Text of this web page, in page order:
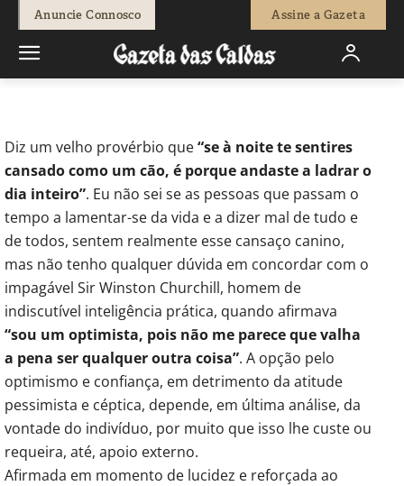
Anuncie Connosco Assine a Gazeta
Jose Nascimento 626 0
Diz um velho provérbio que“se à noite te sentires
cansado como um cão, é porque andaste a ladrar o
dia inteiro”. Eu não sei se as pessoas que passam o
tempo a lamentar-se da vida e a dizer mal de tudo e
de todos, sentem realmente esse cansaço canino,
mas não tenho qualquer dúvida em concordar com o
impagável Sir Winston Churchill, homem de
indiscutível inteligência prática, quando afirmava
“sou um optimista, pois não me parece que valha
a pena ser qualquer outra coisa”. A opção pelo
optimismo e confiança, em detrimento da atitude
pessimista e céptica, depende, em última análise, da
vontade do indivíduo, por muito que isso lhe custe ou
requeira, até, apoio externo.
Afirmada em momento de lucidez e reforçada ao